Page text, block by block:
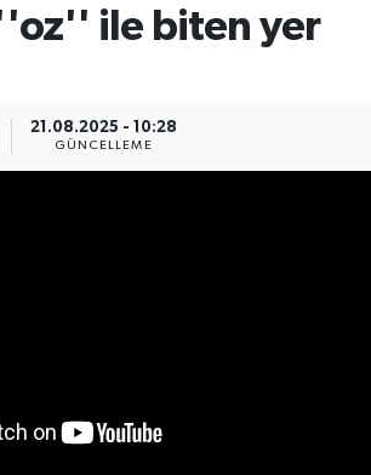
ile biten yer
21.08.2025 - 10:28
GÜNCELLEME
Haritası
Durumu ve Fikstür